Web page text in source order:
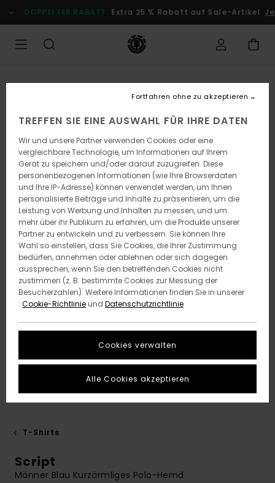
zur
Produktinformation
DOPPELTER RABATT Extra 25 % Rabatt auf Sale-Artikel
T-Shirts
Script
Männer Blau Kurzärmliges Polo-Hemd
TREFFEN SIE EINE AUSWAHL FÜR IHRE DATEN
Wir und unsere Partner verwenden Cookies oder eine
vergleichbare Technologie, um Informationen auf Ihrem
Gerät zu speichern und/oder darauf zuzugreifen. Diese
personenbezogenen Informationen (wie Ihre Browserdaten
und Ihre IP-Adresse) können verwendet werden, um Ihnen
personalisierte Beiträge und Inhalte zu präsentieren, um die
Leistung von Werbung und Inhalten zu messen, und um
mehr über ihr Publikum zu erfahren, um die Produkte unserer
Partner zu entwickeln und zu verbessern. Sie können Ihre
Wahl so einstellen, dass Sie Cookies, die Ihrer Zustimmung
bedürfen, annehmen oder ablehnen oder sich dagegen
aussprechen, wenn Sie den betreffenden Cookies nicht
zustimmen (z. B. bestimmte Cookies zur Messung der
Besucherzahlen). Weitere Informationen finden Sie in unserer
: Cookie-Richtlinieund Datenschutzrichtlinie
Cookies verwalten
Fortfahren ohne zu akzeptieren
Alle Cookies akzeptieren